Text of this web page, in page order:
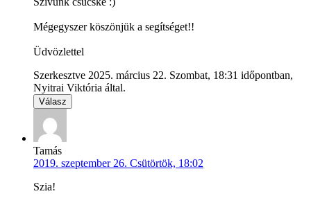
Mégegyszer köszönjük a segítséget!!
Üdvözlettel
Szerkesztve 2025. március 22. Szombat, 18:31 időpontban,
Nyitrai Viktória által.
Válasz
Tamás
2019. szeptember 26. Csütörtök, 18:02
Szia!